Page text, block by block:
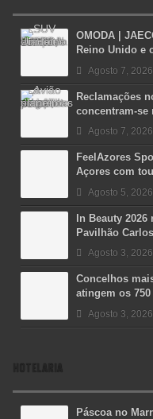
OMODA |
Reino Unido e
Agosto 7, 2026
Reclamações
concentram-se
Agosto 7, 2026
FeelAzores
Açores com
Agosto 5, 2026
In Beauty
Pavilhão
Agosto 3, 2026
Concelhos
atingem os
Agosto 3, 2026
HOTELARIA
Páscoa no